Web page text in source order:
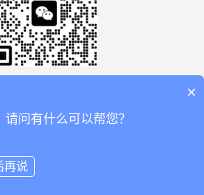
📞
×
问有什么可以帮您？
再说